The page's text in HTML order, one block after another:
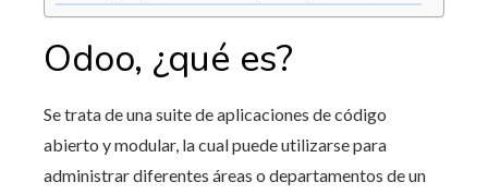
Odoo, ¿qué es?
Se trata de una suite de aplicaciones de código
abierto y modular, la cual puede utilizarse para
administrar diferentes áreas o departamentos de un